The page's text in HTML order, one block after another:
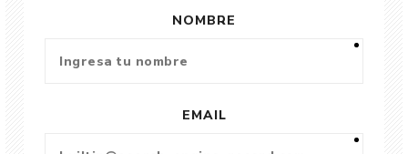
NOMBRE
EMAIL